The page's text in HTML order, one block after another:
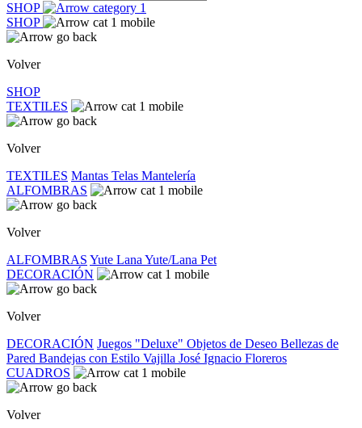
SHOP
SHOP
Volver
SHOP
TEXTILES
Volver
TEXTILES Mantas Telas Mantelería
ALFOMBRAS
Volver
ALFOMBRAS Yute Lana Yute/Lana Pet
DECORACIÓN
Volver
DECORACIÓN Juegos "Deluxe" Objetos de Deseo Bellezas de
Pared Bandejas con Estilo Vajilla José Ignacio Floreros
CUADROS
Volver